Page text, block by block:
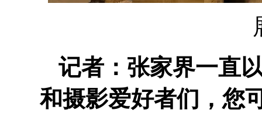
记者：张家界一直
和摄影爱好者们，您